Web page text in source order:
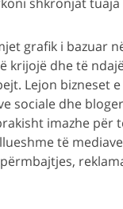
grafik i bazuar
krijojë dhe të
Lejon bizneset e
sociale dhe
imazhe për
të